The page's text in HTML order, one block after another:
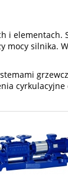
i elementach.
mocy silnika.